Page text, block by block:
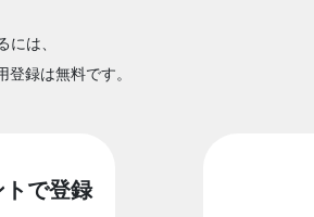
は、
録は無料です。
で登録